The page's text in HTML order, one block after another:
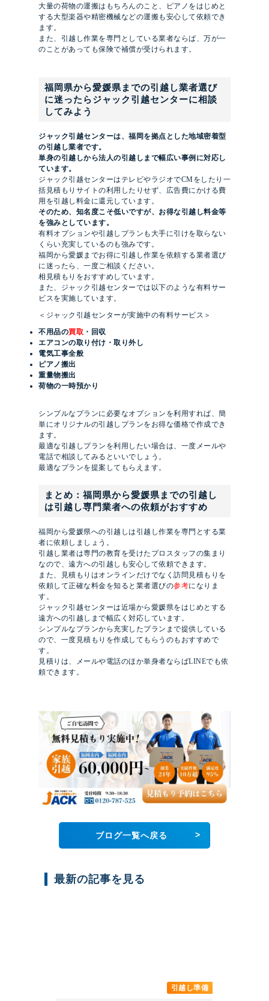
大量の荷物の運搬はもちろんのこと、ピアノをはじめと
する大型楽器や精密機械などの運搬も安心して依頼でき
ます。
また、引越し作業を専門としている業者ならば、万が一
のことがあっても保険で補償が受けられます。
福岡県から愛媛県までの引越し業者選び
に迷ったらジャック引越センターに相談
してみよう
ジャック引越センターは、福岡を拠点とした地域密着型
の引越し業者です。
単身の引越しから法人の引越しまで幅広い事例に対応し
ています。
ジャック引越センターはテレビやラジオでCMをしたり一
括見積もりサイトの利用したりせず、広告費にかける費
用を引越し料金に還元しています。
そのため、知名度こそ低いですが、 お得な引越し料金等
を強みとしています。
有料オプションや引越しプランも大手に引けを取らない
くらい充実しているのも強みです。
福岡から愛媛までお得に引越し作業を依頼する業者選び
に迷ったら、一度ご相談ください。
相見積もりをおすすめしています。
また、ジャック引越センターでは以下のような有料サー
ビスを実施しています。
＜ジャック引越センターが実施中の有料サービス＞
不用品の買取 ・回収
エアコンの取り付け・取り外し
電気工事全般
ピアノ搬出
重量物搬出
荷物の一時預かり
シンプルなプランに必要なオプションを利用すれば、簡
単にオリジナルの引越しプランをお得な価格で作成でき
ます。
最適な引越しプランを利用したい場合は、一度メールや
電話で相談してみるといいでしょう。
最適なプランを提案してもらえます。
まとめ：福岡県から愛媛県までの引越し
は引越し専門業者への依頼がおすすめ
福岡から愛媛県への引越しは引越し作業を専門とする業
者に依頼しましょう。
引越し業者は専門の教育を受けたプロスタッフの集まり
なので、遠方への引越しも安心して依頼できます。
また、見積もりはオンラインだけでなく訪問見積もりを
依頼して正確な料金を知ると業者選びの参考になりま
す。
ジャック引越センターは近場から愛媛県をはじめとする
遠方への引越しまで幅広く対応しています。
シンプルなプランから充実したプランまで提供している
ので、一度見積もりを作成してもらうのもおすすめで
す。
見積りは、メールや電話のほか単身者ならばLINEでも依
頼できます。
ブログ一覧へ戻る >
最新の記事を見る
引越し準備